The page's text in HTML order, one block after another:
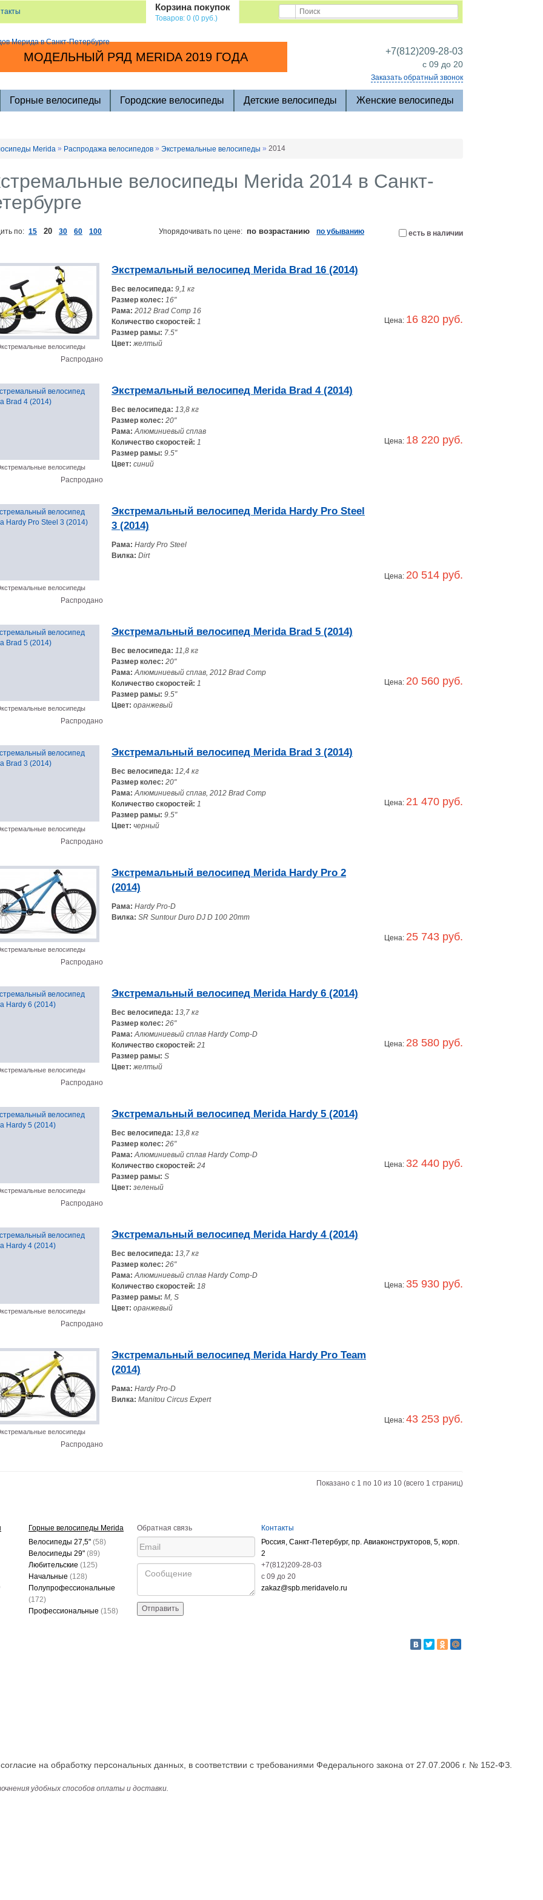
МОДЕЛЬНЫЙ РЯД MERIDA 2019 ГОДА
Корзина покупок
Товаров: 0 (0 руб.)
+7(812)209-28-03
c 09 до 20
Заказать обратный звонок
Горные велосипеды Городские велосипеды Детские велосипеды Женские велосипеды
Merida » Распродажа велосипедов » Экстремальные велосипеды » 2014
велосипеды Merida 2014 в Санкт-
по: 15 20 30 60 100 Упорядочивать по цене: по возрастанию по убыванию есть в наличии
велосипеды
Распродано
Экстремальный велосипед Merida Brad 16 (2014)
Цена: 16 820 руб.
Вес велосипеда: 9,1 кг
Размер колес: 16"
Рама: 2012 Brad Comp 16
Количество скоростей: 1
Размер рамы: 7.5"
Цвет:желтый
велосипеды
Распродано
Экстремальный велосипед Merida Brad 4 (2014)
Цена: 18 220 руб.
Вес велосипеда: 13,8 кг
Размер колес: 20"
Рама:Алюминиевый сплав
Количество скоростей: 1
Размер рамы: 9.5"
Цвет: синий
велосипеды
Распродано
Экстремальный велосипед Merida Hardy Pro Steel
3 (2014)
Цена: 20 514 руб.
Рама: Hardy Pro Steel
Вилка: Dirt
велосипеды
Распродано
Экстремальный велосипед Merida Brad 5 (2014)
Цена: 20 560 руб.
Вес велосипеда: 11,8 кг
Размер колес: 20"
Рама:Алюминиевый сплав, 2012 Brad Comp
Количество скоростей: 1
Размер рамы: 9.5"
Цвет: оранжевый
велосипеды
Распродано
Экстремальный велосипед Merida Brad 3 (2014)
Цена: 21 470 руб.
Вес велосипеда: 12,4 кг
Размер колес: 20"
Рама:Алюминиевый сплав, 2012 Brad Comp
Количество скоростей: 1
Размер рамы: 9.5"
Цвет: черный
велосипеды
Распродано
Экстремальный велосипед Merida Hardy Pro 2
(2014)
Цена: 25 743 руб.
Рама: Hardy Pro-D
Вилка: SR Suntour Duro DJ D 100 20mm
велосипеды
Распродано
Экстремальный велосипед Merida Hardy 6 (2014)
Цена: 28 580 руб.
Вес велосипеда: 13,7 кг
Размер колес: 26"
Рама:Алюминиевый сплав Hardy Comp-D
Количество скоростей: 21
Размер рамы: S
Цвет:желтый
велосипеды
Распродано
Экстремальный велосипед Merida Hardy 5 (2014)
Цена: 32 440 руб.
Вес велосипеда: 13,8 кг
Размер колес: 26"
Рама:Алюминиевый сплав Hardy Comp-D
Количество скоростей: 24
Размер рамы: S
Цвет: зеленый
велосипеды
Распродано
Экстремальный велосипед Merida Hardy 4 (2014)
Цена: 35 930 руб.
Вес велосипеда: 13,7 кг
Размер колес: 26"
Рама:Алюминиевый сплав Hardy Comp-D
Количество скоростей: 18
Размер рамы: M, S
Цвет: оранжевый
велосипеды
Распродано
Экстремальный велосипед Merida Hardy Pro Team
(2014)
Цена: 43 253 руб.
Рама: Hardy Pro-D
Вилка: Manitou Circus Expert
Показано с 1 по 10 из 10 (всего 1 страниц)
Горные велосипеды Merida
Велосипеды 27,5" (58)
Велосипеды 29" (89)
Любительские (125)
Начальные (128)
Полупрофессиональные
(172)
Профессиональные (158)
Обратная связь
Отправить
Контакты
Россия, Санкт-Петербург, пр. Авиаконструкторов, 5, корп.
2
+7(812)209-28-03
c 09 до 20
zakaz@spb.meridavelo.ru
на обработку персональных данных, в соответствии с требованиями Федерального закона от 27.07.2006 г. № 152-ФЗ.
удобных способов оплаты и доставки.